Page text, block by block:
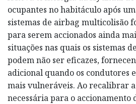
ocupantes no habitáculo após
sistemas de airbag multicolisão
para serem accionados ainda
situações nas quais os sistemas
podem não ser eficazes,
adicional quando os condutores
mais vulneráveis. Ao recalibrar
necessária para o accionamento